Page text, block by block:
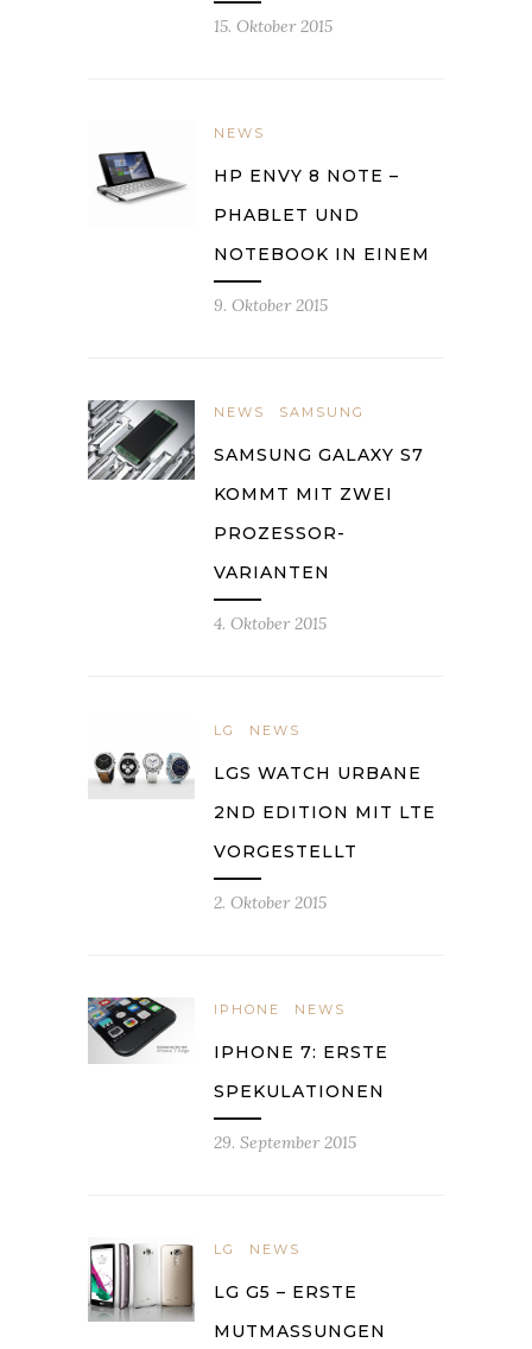
15. Oktober 2015
NEWS
HP ENVY 8 NOTE –
PHABLET UND
NOTEBOOK IN EINEM
9. Oktober 2015
NEWS SAMSUNG
SAMSUNG GALAXY S7
KOMMT MIT ZWEI
PROZESSOR-
VARIANTEN
4. Oktober 2015
LG NEWS
LGS WATCH URBANE
2ND EDITION MIT LTE
VORGESTELLT
2. Oktober 2015
IPHONE NEWS
IPHONE 7: ERSTE
SPEKULATIONEN
29. September 2015
LG NEWS
LG G5 – ERSTE
MUTMASSUNGEN